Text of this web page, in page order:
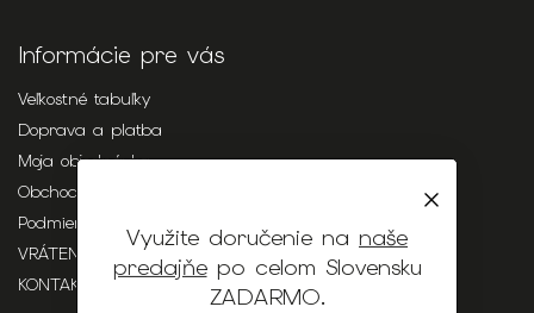
Využite doručenie na naše
predajňepo celom Slovensku
ZADARMO.
Informácie pre vás
Veľkostné tabuľky
Doprava a platba
Moja objednávka
Obchodné podmienky
Podmienky ochrany osobných údajov
VRÁTENIE / REKLAMÁCIA
KONTAKTY